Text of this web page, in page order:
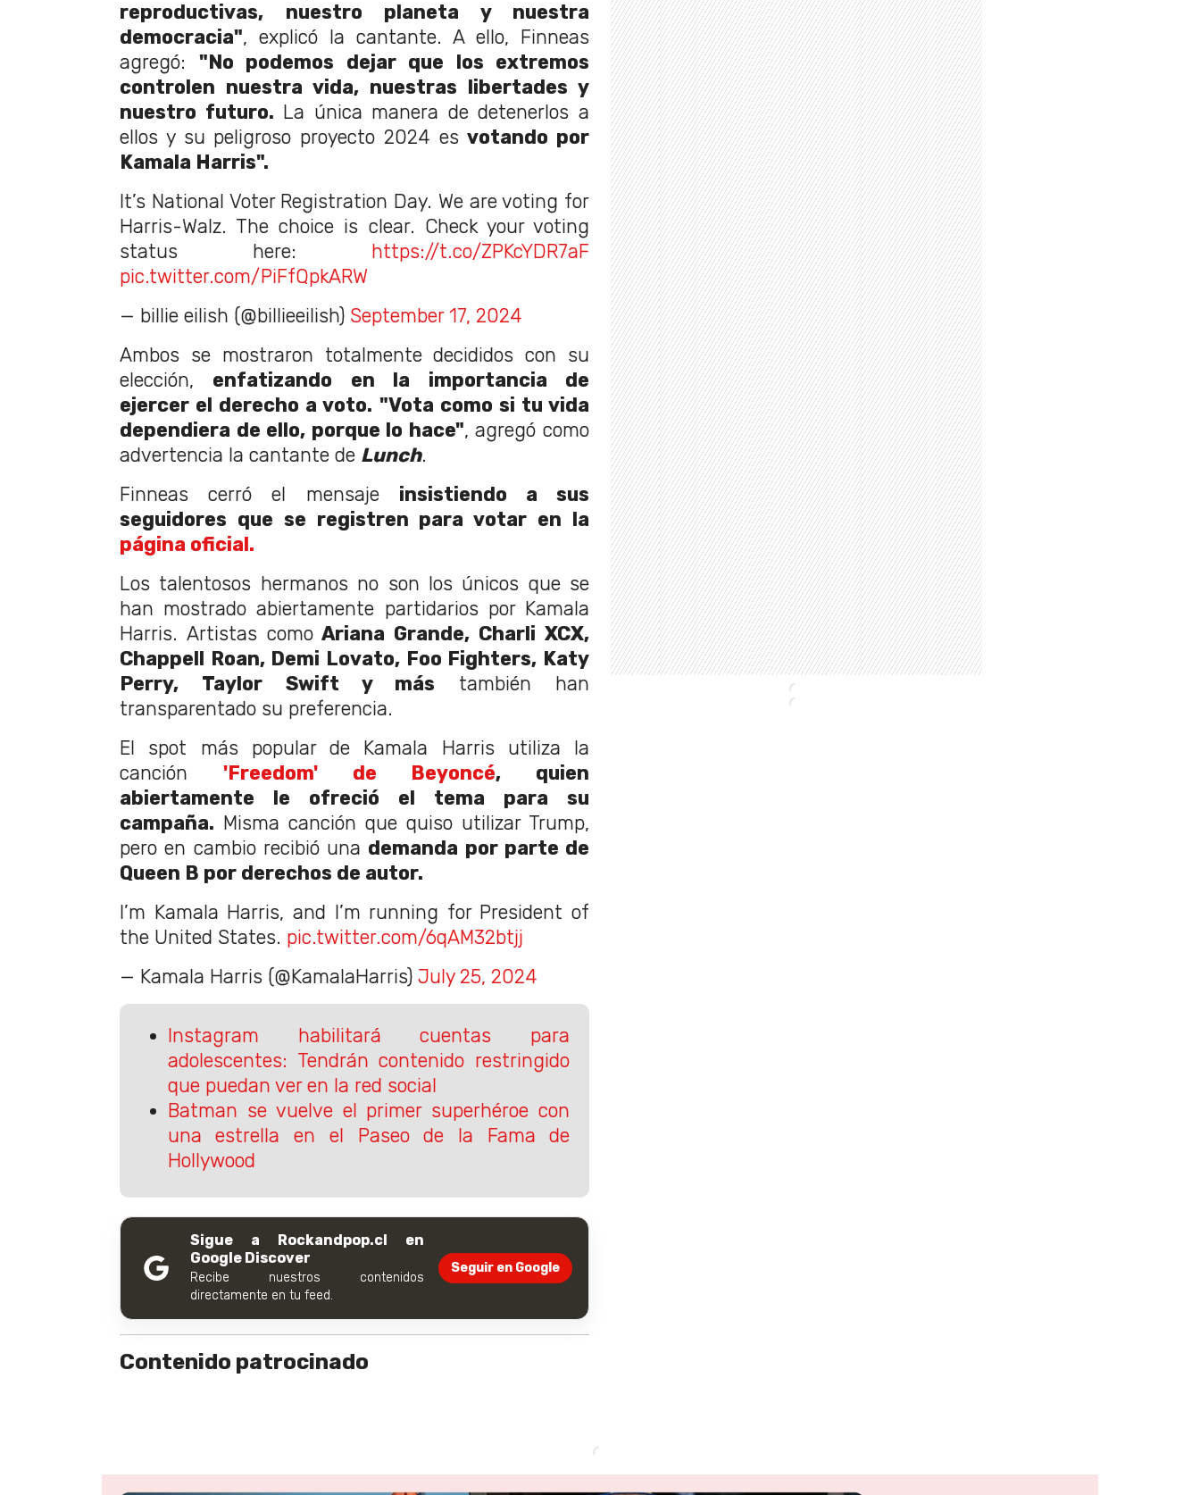
reproductivas, nuestro planeta y nuestra
democracia", explicó la cantante. A ello, Finneas
agregó: "No podemos dejar que los extremos
controlen nuestra vida, nuestras libertades y
nuestro futuro. La única manera de detenerlos a
ellos y su peligroso proyecto 2024 esvotando por
Kamala Harris".
It’s National Voter Registration Day. We are voting for
Harris-Walz. The choice is clear. Check your voting
status here: https://t.co/ZPKcYDR7aF
pic.twitter.com/PiFfQpkARW
— billie eilish (@billieeilish) September 17, 2024
Ambos se mostraron totalmente decididos con su
elección, enfatizando en la importancia de
ejercer el derecho a voto. "Vota como si tu vida
dependiera de ello, porque lo hace", agregó como
advertencia la cantante de Lunch.
Finneas cerró el mensaje insistiendo a sus
seguidores que se registren para votar en la
página oficial.
Los talentosos hermanos no son los únicos que se
han mostrado abiertamente partidarios por Kamala
Harris. Artistas como Ariana Grande, Charli XCX,
Chappell Roan, Demi Lovato, Foo Fighters, Katy
Perry, Taylor Swift y más también han
transparentado su preferencia.
El spot más popular de Kamala Harris utiliza la
canción 'Freedom' de Beyoncé, quien
abiertamente le ofreció el tema para su
campaña. Misma canción que quiso utilizar Trump,
pero en cambio recibió una demanda por parte de
Queen B por derechos de autor.
I’m Kamala Harris, and I’m running for President of
the United States. pic.twitter.com/6qAM32btjj
— Kamala Harris (@KamalaHarris) July 25, 2024
Instagram habilitará cuentas para
adolescentes: Tendrán contenido restringido
que puedan ver en la red social
Batman se vuelve el primer superhéroe con
una estrella en el Paseo de la Fama de
Hollywood
Sigue a Rockandpop.cl en
Google Discover
Recibe nuestros contenidos
directamente en tu feed.
Seguir en Google
Contenido patrocinado